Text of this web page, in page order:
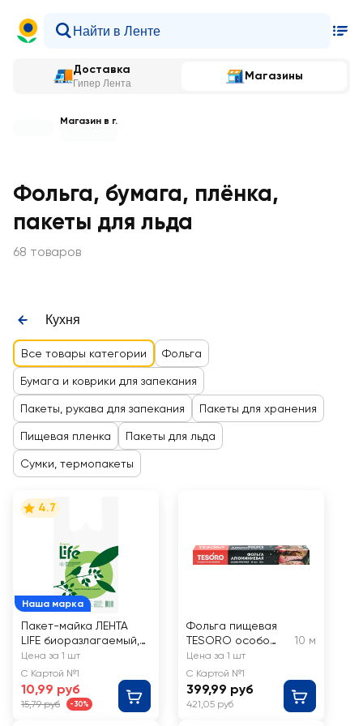
Доставка
Гипер Лента
Магазины
Магазин в г.
Фольга, бумага, плёнка,
пакеты для льда
68 товаров
Кухня
Все товары категории Фольга
Бумага и коврики для запекания
Пакеты, рукава для запекания Пакеты для хранения
Пищевая пленка Пакеты для льда
Сумки, термопакеты
Наша марка
4.7
Пакет-майка ЛЕНТА
LIFE биоразлагаемый,
7кг
Цена за 1 шт
С Картой №1
10,99 руб
15,79 руб -30%
Фольга пищевая
TESORO особо
прочная, 29см,
14мкм,
алюминиевая, Арт.
FOL291014
10 м
Цена за 1 шт
С Картой №1
399,99 руб
421,05 руб